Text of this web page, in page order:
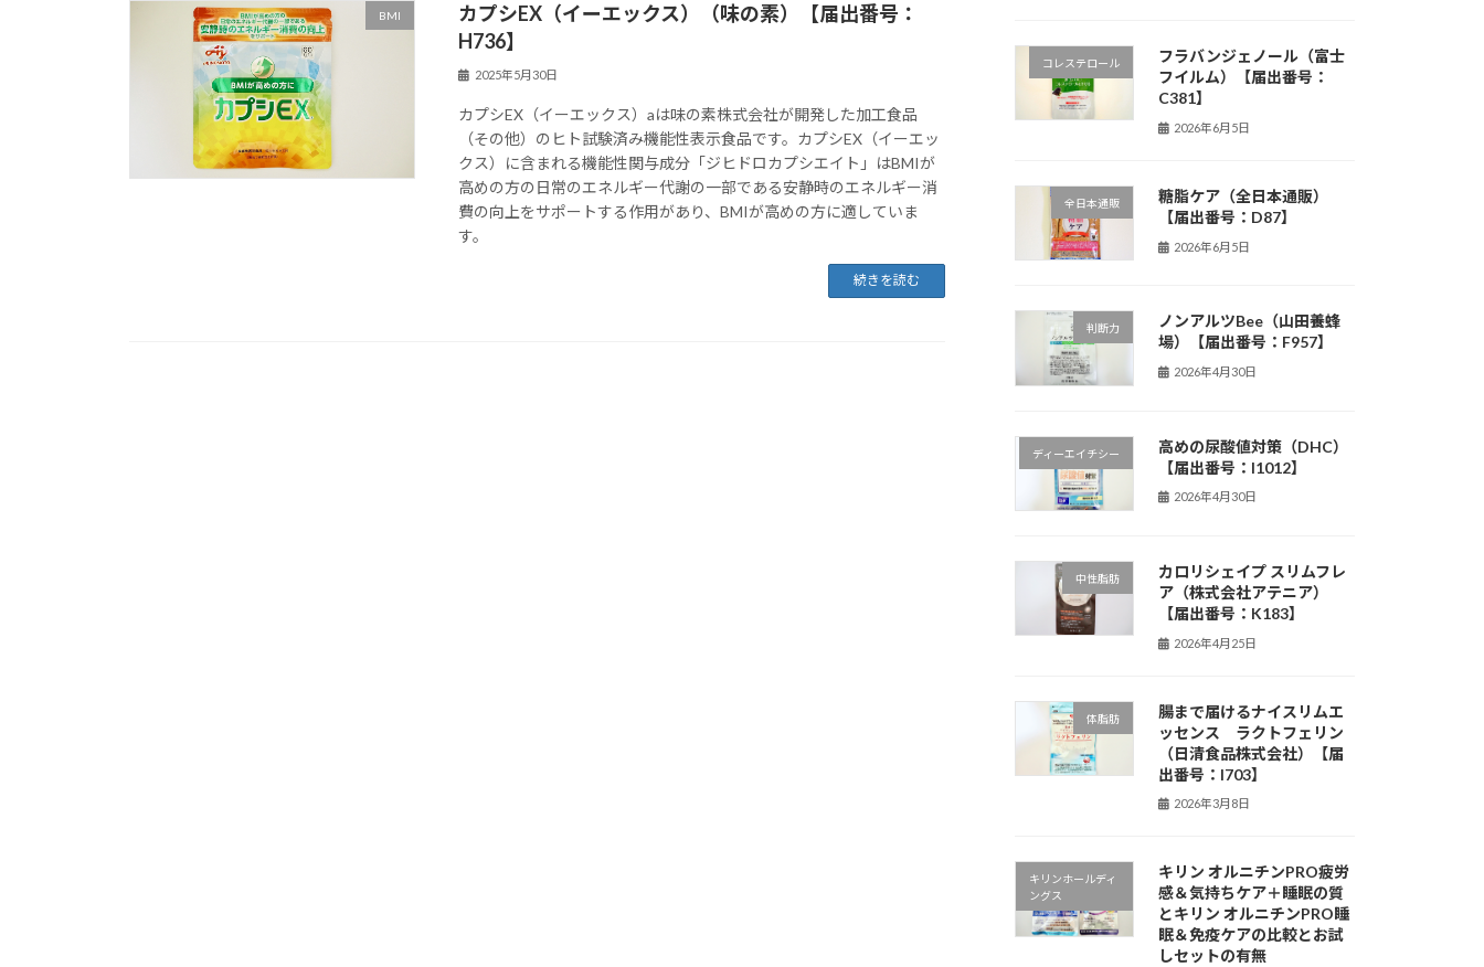
BMI
カプシEX（イーエックス）（味の素）【届出番号：
H736】
2025年5月30日
カプシEX（イーエックス）aは味の素株式会社が開発した加工食品
（その他）のヒト試験済み機能性表示食品です。カプシEX（イーエッ
クス）に含まれる機能性関与成分「ジヒドロカプシエイト」はBMIが
高めの方の日常のエネルギー代謝の一部である安静時のエネルギー消
費の向上をサポートする作用があり、BMIが高めの方に適していま
す。
続きを読む
コレステロール
フラバンジェノール（富士
フイルム）【届出番号：
C381】
2026年6月5日
全日本通販
糖脂ケア（全日本通販）
【届出番号：D87】
2026年6月5日
判断力
ノンアルツBee（山田養蜂
場）【届出番号：F957】
2026年4月30日
ディーエイチシー
高めの尿酸値対策（DHC）
【届出番号：I1012】
2026年4月30日
中性脂肪
カロリシェイプ スリムフレ
ア（株式会社アテニア）
【届出番号：K183】
2026年4月25日
体脂肪
腸まで届けるナイスリムエ
ッセンス ラクトフェリン
（日清食品株式会社）【届
出番号：I703】
2026年3月8日
キリンホールディ
ングス
キリン オルニチンPRO疲労
感＆気持ちケア＋睡眠の質
とキリン オルニチンPRO睡
眠＆免疫ケアの比較とお試
しセットの有無